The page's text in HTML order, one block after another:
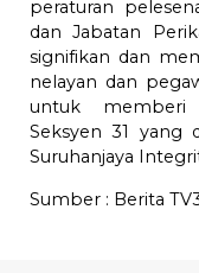
peraturan
dan Jabatan
signifikan dan
nelayan dan
untuk memberi
Seksyen 31 yang
Suruhanjaya
Sumber : Berita